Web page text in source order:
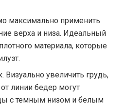
максимально применить
верха и низа. Идеальный
материала, которые
Визуально увеличить грудь,
линии бедер могут
с темным низом и белым